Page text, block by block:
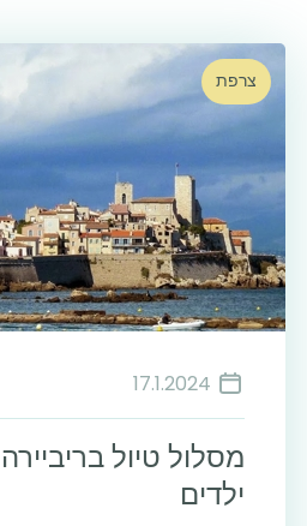
צרפת
17.1.2024
מסלול טיול
ילדים